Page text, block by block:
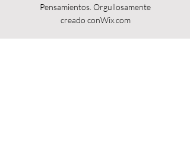
Pensamientos. Orgullosamente
creado conWix.com